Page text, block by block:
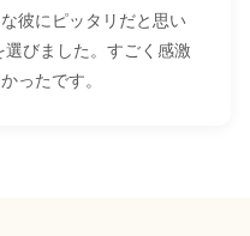
彼にピッタリだと思い
びました。すごく感激
ったです。